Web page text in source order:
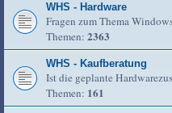
WHS - Hardware
Fragen zum Thema
Themen: 2363
WHS - Kaufberatung
Ist die geplante
Themen: 161